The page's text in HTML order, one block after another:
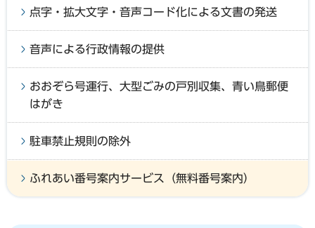
点字・拡大文字・音声コード化による文書の発送
音声による行政情報の提供
おおぞら号運行、大型ごみの戸別収集、青い鳥郵便
はがき
駐車禁止規則の除外
ふれあい番号案内サービス（無料番号案内）